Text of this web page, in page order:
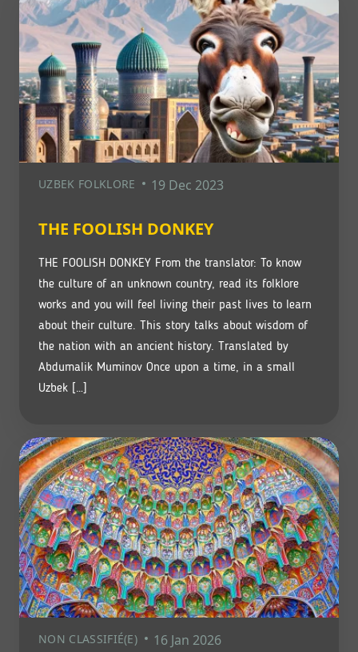
UZBEK FOLKLORE 19 Dec 2023
THE FOOLISH DONKEY
THE FOOLISH DONKEY From the translator: To know
the culture of an unknown country, read its folklore
works and you will feel living their past lives to learn
about their culture. This story talks about wisdom of
the nation with an ancient history. Translated by
Abdumalik Muminov Once upon a time, in a small
Uzbek […]
NON CLASSIFIÉ(E) 16 Jan 2026